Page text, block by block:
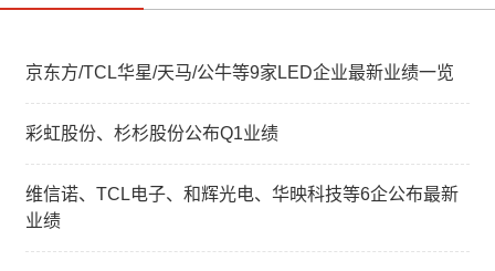
京东方/TCL华星/天马/公牛等9家LED企业最新业绩一览
彩虹股份、杉杉股份公布Q1业绩
维信诺、TCL电子、和辉光电、华映科技等6企公布最新
业绩